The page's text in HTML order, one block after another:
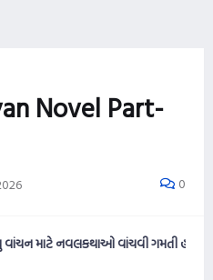
Novel Part-
0
વાંચવી ગમતી હોય તો આ